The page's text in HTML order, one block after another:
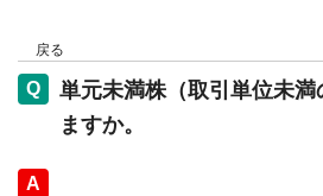
戻る
単元未満株（取引単位未満
ますか。
回答